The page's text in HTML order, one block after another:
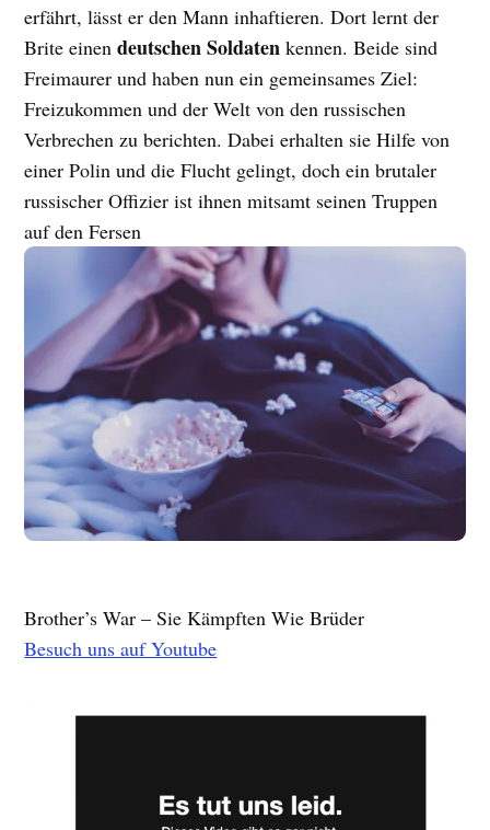
erfährt, lässt er den Mann inhaftieren. Dort lernt der
Brite einendeutschen Soldatenkennen. Beide sind
Freimaurer und haben nun ein gemeinsames Ziel:
Freizukommen und der Welt von den russischen
Verbrechen zu berichten. Dabei erhalten sie Hilfe von
einer Polin und die Flucht gelingt, doch ein brutaler
russischer Offizier ist ihnen mitsamt seinen Truppen
auf den Fersen
Brother’s War – Sie Kämpften Wie Brüder
Besuch uns auf Youtube